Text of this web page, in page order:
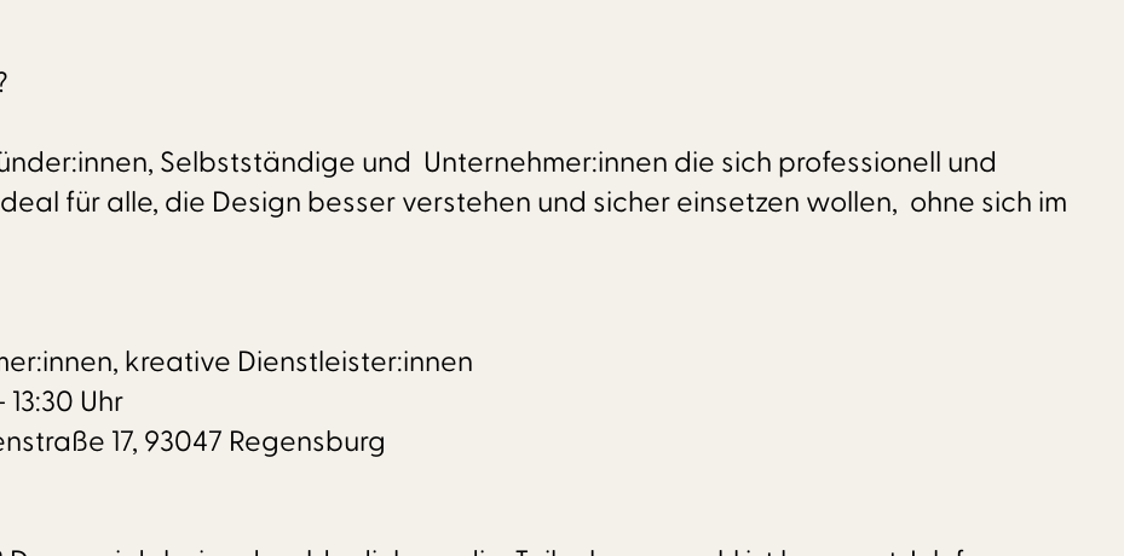
Selbstständige und Unternehmer:innen die sich professionell und
für alle, die Design besser verstehen und sicher einsetzen wollen, ohne sich im
kreative Dienstleister:innen
Uhr
17, 93047 Regensburg